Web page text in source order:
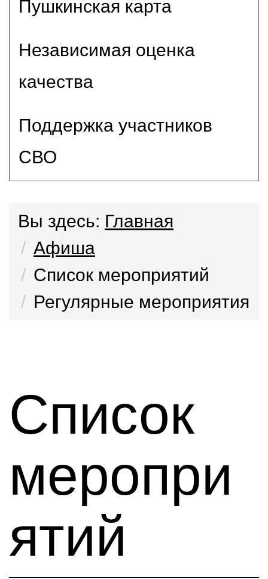
Пушкинская карта
Независимая оценка
качества
Поддержка участников
СВО
Вы здесь: Главная
Афиша
Список мероприятий
Регулярные мероприятия
Список
меропри
ятий